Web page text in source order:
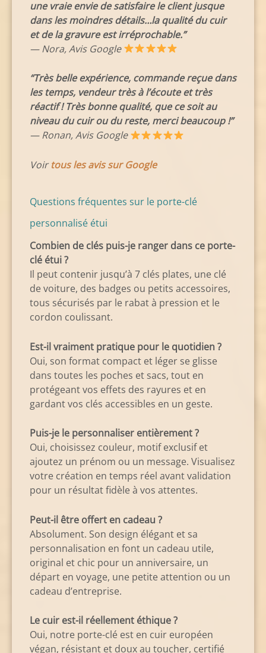
une vraie envie de satisfaire le client jusque
dans les moindres détails…la qualité du cuir
et de la gravure est irréprochable.”
— Nora, Avis Google
“Très belle expérience, commande reçue dans
les temps, vendeur très à l’écoute et très
réactif ! Très bonne qualité, que ce soit au
niveau du cuir ou du reste, merci beaucoup !”
— Ronan, Avis Google
Voirtous les avis sur Google
Questions fréquentes sur le porte-clé
personnalisé étui
Combien de clés puis-je ranger dans ce porte-
clé étui ?
Il peut contenir jusqu’à 7 clés plates, une clé
de voiture, des badges ou petits accessoires,
tous sécurisés par le rabat à pression et le
cordon coulissant.
Est-il vraiment pratique pour le quotidien ?
Oui, son format compact et léger se glisse
dans toutes les poches et sacs, tout en
protégeant vos effets des rayures et en
gardant vos clés accessibles en un geste.
Puis-je le personnaliser entièrement ?
Oui, choisissez couleur, motif exclusif et
ajoutez un prénom ou un message. Visualisez
votre création en temps réel avant validation
pour un résultat fidèle à vos attentes.
Peut-il être offert en cadeau ?
Absolument. Son design élégant et sa
personnalisation en font un cadeau utile,
original et chic pour un anniversaire, un
départ en voyage, une petite attention ou un
cadeau d’entreprise.
Le cuir est-il réellement éthique ?
Oui, notre porte-clé est en cuir européen
végan, résistant et doux au toucher, certifié